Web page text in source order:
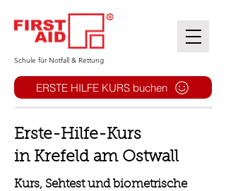
​Schule für Notfall & Rettung
ERSTE HILFE KURS buchen
Erste-Hilfe-Kurs
in Krefeld am Ostwall
Kurs, Sehtest und biometrische